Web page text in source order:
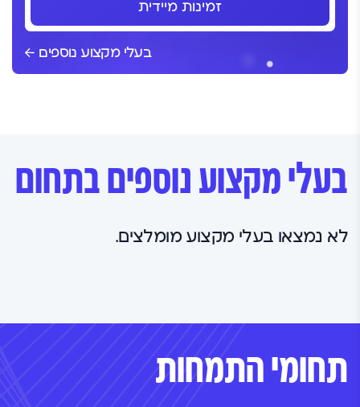
זמינות מיידית
בעלי מקצוע נוספים
בעלי מקצוע נוספים בתחום
לא נמצאו בעלי מקצוע מומלצים.
תחומי התמחות